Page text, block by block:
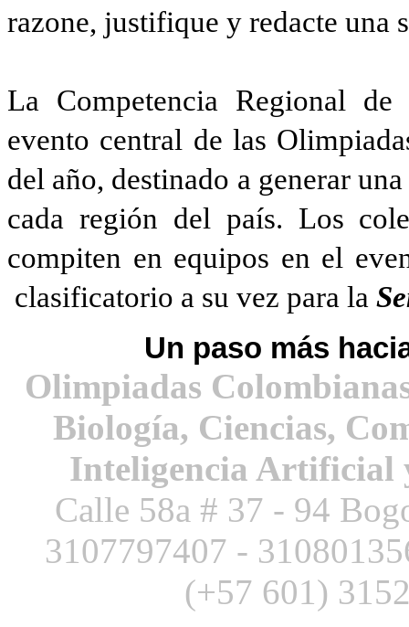
razone, justifique y redacte una
La Competencia Regional
evento central de las
del año, destinado a generar
cada región del país. Los
compiten en equipos en el
clasificatorio a su vez para la
Un paso más
Olimpiadas
Biología, Ciencias,
Inteligencia Artificial
Calle 58a # 37 - 94
3107797407 -
(+57 601)